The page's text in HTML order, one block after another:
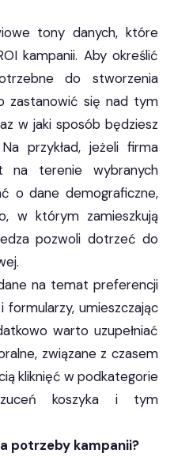
tony danych, które
kampanii. Aby określić
do stworzenia
zastanowić się nad tym
w jaki sposób będziesz
przykład, jeżeli firma
na terenie wybranych
o dane demograficzne,
w którym zamieszkują
pozwoli dotrzeć do
na temat preferencji
umieszczając
warto uzupełniać
związane z czasem
kliknięć w podkategorie
koszyka i tym
potrzeby kampanii?